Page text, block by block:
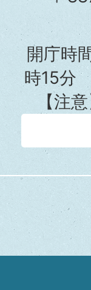
開庁時
時15分
【注